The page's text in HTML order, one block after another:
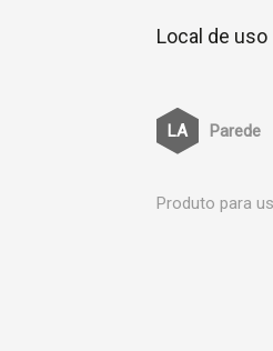
Local de uso
Parede
Produto para